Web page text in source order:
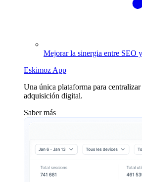
Mejorar la sinergia entre SEO
Eskimoz App
Una única plataforma para
adquisición digital.
Saber más